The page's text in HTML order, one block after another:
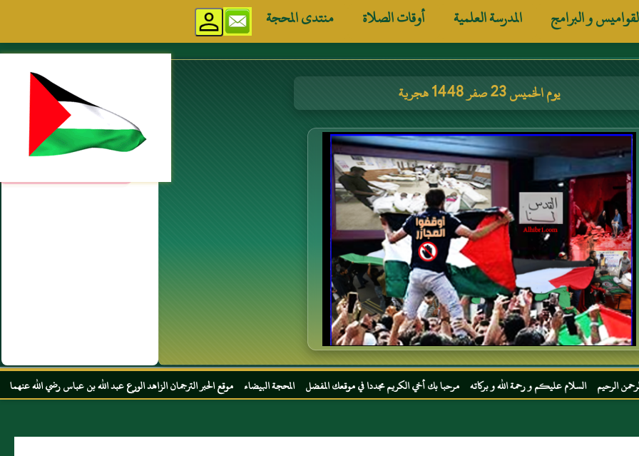
و البرامج المدرسة العلمية أوقات الصلاة منتدى المحجة
يوم الخميس 23 صفر 1448 هجرية مواقع إسلامية
عليكم و رحمة الله و بركاته مرحبا بك أخي الكريم مجددا في موقعك المفضل المحجة البيضاء موقع الحبر الترجمان الزاهد الورع عبد الله بن عباس رضي الله عنهما